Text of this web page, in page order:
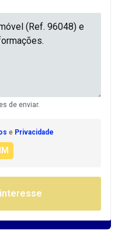
de enviar.
e Privacidade